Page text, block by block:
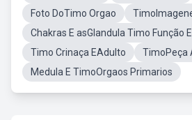
Foto DoTimo Orgao
Chakras E asGlandula Timo Função
Timo Crinaça EAdulto
TimoPeça
Medula E TimoOrgaos Primarios